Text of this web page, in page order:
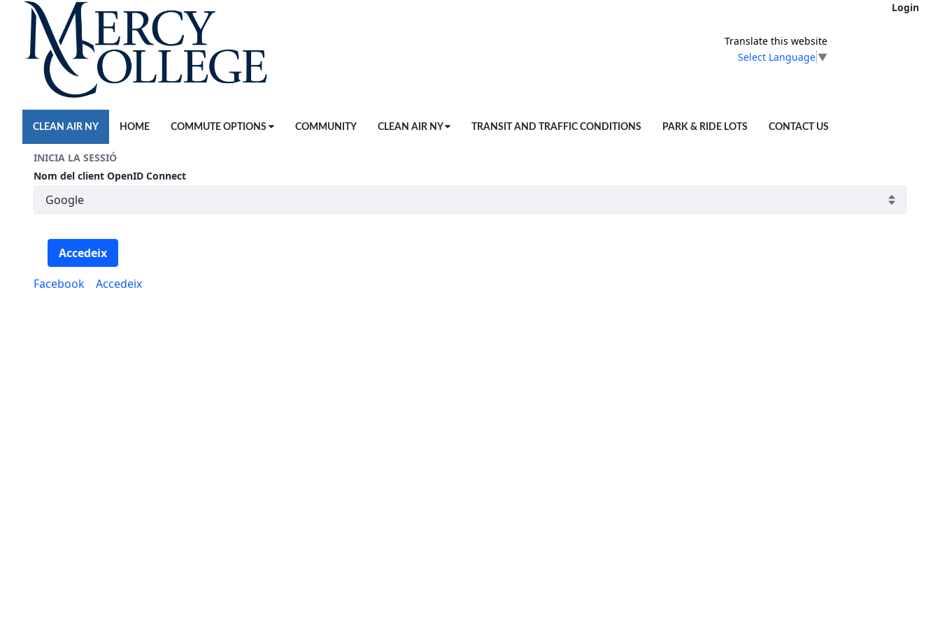
Salta al contingut principal Login
Translate this website
Select Language ▼
CLEAN AIR NY HOME COMMUTE OPTIONS COMMUNITY CLEAN AIR NY TRANSIT AND TRAFFIC CONDITIONS PARK & RIDE LOTS CONTACT US
INICIA LA SESSIÓ
Nom del client OpenID Connect
Accedeix
Facebook
Accedeix